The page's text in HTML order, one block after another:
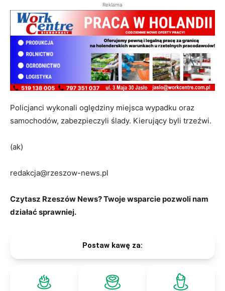
Reklama
Policjanci wykonali oględziny miejsca wypadku oraz
samochodów, zabezpieczyli ślady. Kierujący byli trzeźwi.
(ak)
redakcja@rzeszow-news.pl
Czytasz Rzeszów News? Twoje wsparcie pozwoli nam
działać sprawniej.
Postaw kawę za: